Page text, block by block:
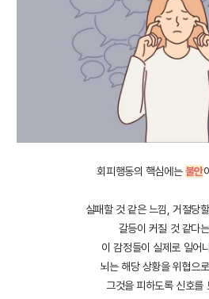
회피행동의 핵심에는불안
실패할 것 같은 느낌, 거절당
갈등이 커질 것 같다
이 감정들이 실제로 일어
뇌는 해당 상황을 위협으
그것을 피하도록 신호를